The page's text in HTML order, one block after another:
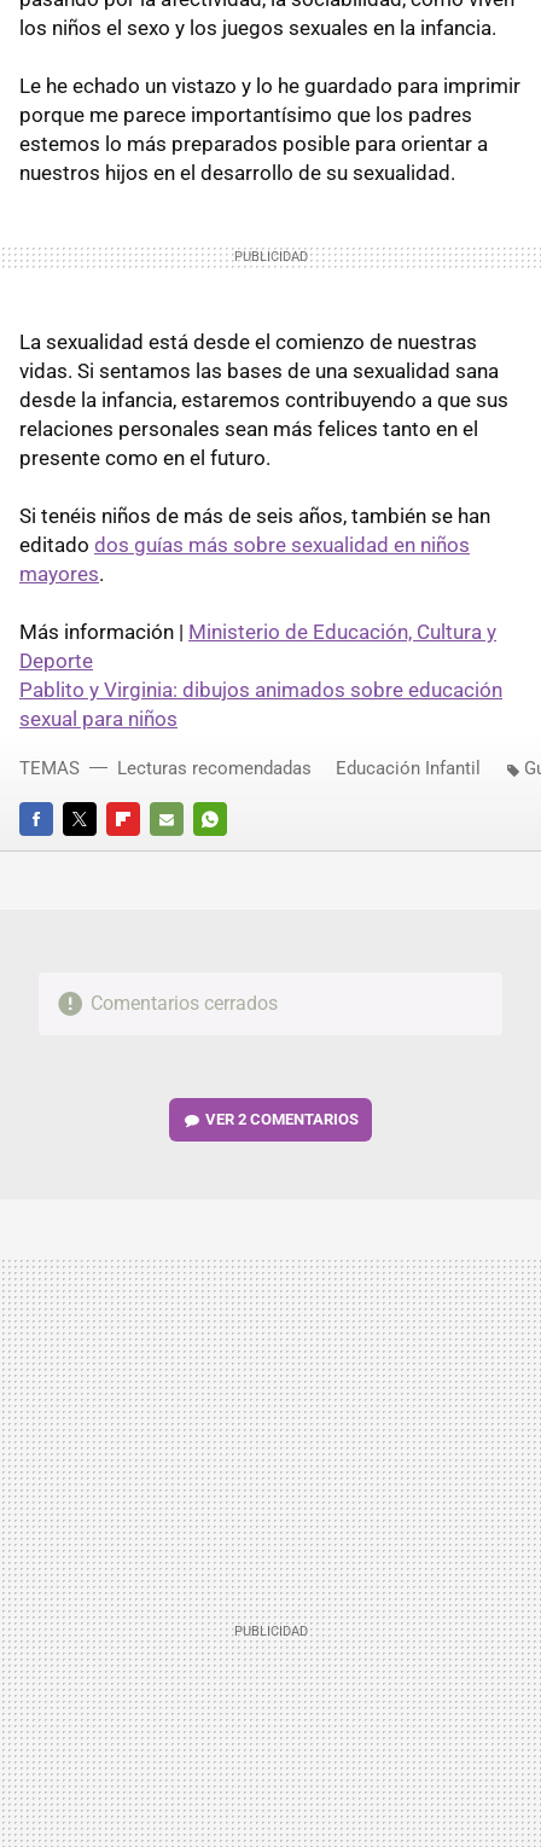
los niños el sexo y los juegos sexuales en la infancia.
Le he echado un vistazo y lo he guardado para imprimir
porque me parece importantísimo que los padres
estemos lo más preparados posible para orientar a
nuestros hijos en el desarrollo de su sexualidad.
La sexualidad está desde el comienzo de nuestras
vidas. Si sentamos las bases de una sexualidad sana
desde la infancia, estaremos contribuyendo a que sus
relaciones personales sean más felices tanto en el
presente como en el futuro.
Si tenéis niños de más de seis años, también se han
editado dos guías más sobre sexualidad en niños
mayores.
Más información | Ministerio de Educación, Cultura y
Deporte
Pablito y Virginia: dibujos animados sobre educación
sexual para niños
FACEBOOKTWITTERFLIPBOARD
E-
WHATSAPP
TEMAS Lecturas recomendadas Educación Infantil
Comentarios cerrados
VER2 COMENTARIOS